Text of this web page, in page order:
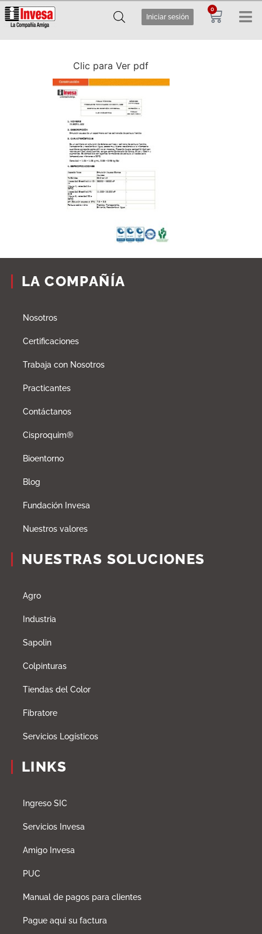
Iniciar sesión
0
Clic para Ver pdf
LA COMPAÑÍA
Nosotros
Certificaciones
Trabaja con Nosotros
Practicantes
Contáctanos
Cisproquim®
Bioentorno
Blog
Fundación Invesa
Nuestros valores
NUESTRAS SOLUCIONES
Agro
Industria
Sapolin
Colpinturas
Tiendas del Color
Fibratore
Servicios Logísticos
LINKS
Ingreso SIC
Servicios Invesa
Amigo Invesa
PUC
Manual de pagos para clientes
Pague aqui su factura